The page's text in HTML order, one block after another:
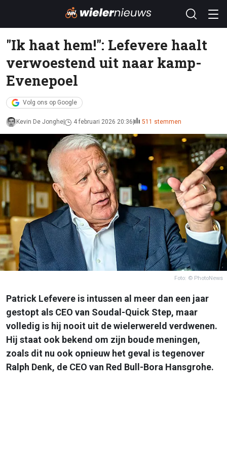
"Ik haat hem!": Lefevere haalt
verwoestend uit naar kamp-
Evenepoel
Volg ons op Google
Kevin De Jonghe 4 februari 2026 20:36 511 stemmen
Foto: © PhotoNews
Patrick Lefevere is intussen al meer dan een jaar
gestopt als CEO van Soudal-Quick Step, maar
volledig is hij nooit uit de wielerwereld verdwenen.
Hij staat ook bekend om zijn boude meningen,
zoals dit nu ook opnieuw het geval is tegenover
Ralph Denk, de CEO van Red Bull-Bora Hansgrohe.